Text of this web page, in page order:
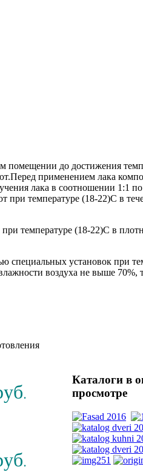
до достижения
применением лака
лака в соотношении 1:1
при температуре (18-22)С в
температуре (18-22)С в
специальных установок при
воздуха не выше 70%,
.
.
Каталоги в
просмотре